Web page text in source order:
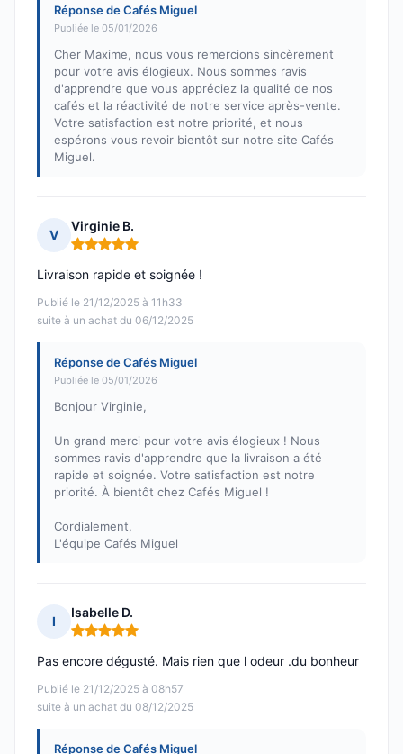
Réponse de Cafés Miguel
Publiée le 05/01/2026
Cher Maxime, nous vous remercions sincèrement
pour votre avis élogieux. Nous sommes ravis
d'apprendre que vous appréciez la qualité de nos
cafés et la réactivité de notre service après-vente.
Votre satisfaction est notre priorité, et nous
espérons vous revoir bientôt sur notre site Cafés
Miguel.
V
Virginie B.
Note : 5 sur 5
Publié le 21/12/2025 à 11h33
suite à un achat du 06/12/2025
Livraison rapide et soignée !
Réponse de Cafés Miguel
Publiée le 05/01/2026
Bonjour Virginie,
Un grand merci pour votre avis élogieux ! Nous
sommes ravis d'apprendre que la livraison a été
rapide et soignée. Votre satisfaction est notre
priorité. À bientôt chez Cafés Miguel !
Cordialement,
L'équipe Cafés Miguel
I
Isabelle D.
Note : 5 sur 5
Publié le 21/12/2025 à 08h57
suite à un achat du 08/12/2025
Pas encore dégusté. Mais rien que l odeur .du bonheur
Réponse de Cafés Miguel